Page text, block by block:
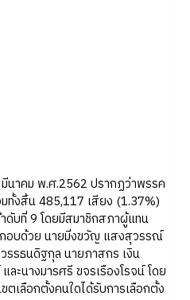
คม พ.ศ.2562 ปรากฏว่าพรรค
ทั้งสิ้น 485,117 เสียง (1.37%)
ดับที่ 9 โดยมีสมาชิกสภาผู้แทน
อบด้วย นายมิ่งขวัญ แสงสุวรรณ์
รธนดิฐกุล นายภาสกร เงิน
ะนางมารศรี ขจรเรืองโรจน์ โดย
เลือกตั้งคนใดได้รับการเลือกตั้ง